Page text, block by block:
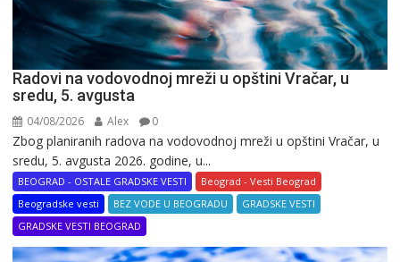
Radovi na vodovodnoj mreži u opštini Vračar, u
sredu, 5. avgusta
04/08/2026 Alex 0
Zbog planiranih radova na vodovodnoj mreži u opštini Vračar, u
sredu, 5. avgusta 2026. godine, u...
BEOGRAD - OSTALE GRADSKE VESTI
Beograd - Vesti Beograd
Beogradske vesti
BEZ VODE U BEOGRADU
GRADSKE VESTI
GRADSKE VESTI BEOGRAD